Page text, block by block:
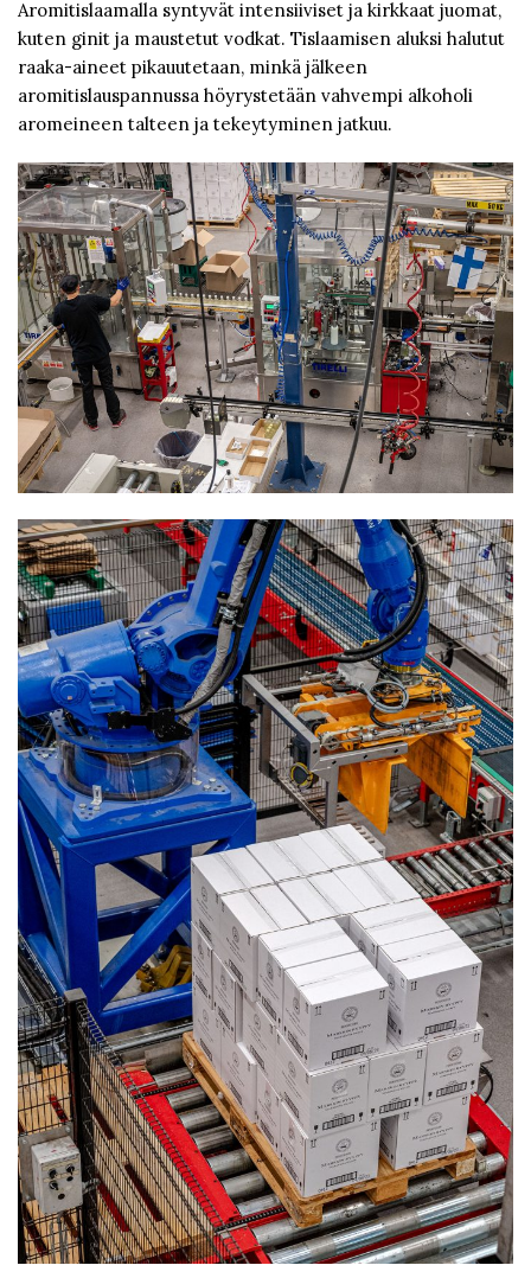
Aromitislaamalla syntyvät intensiiviset ja kirkkaat juomat,
kuten ginit ja maustetut vodkat. Tislaamisen aluksi halutut
raaka-aineet pikauutetaan, minkä jälkeen
aromitislauspannussa höyrystetään vahvempi alkoholi
aromeineen talteen ja tekeytyminen jatkuu.